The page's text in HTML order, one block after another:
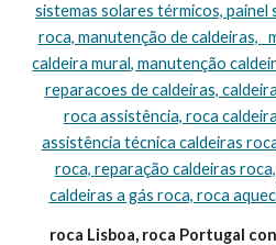
sistemas solares térmicos,
roca, manutenção de caldeiras,
caldeira mural, manutenção
reparacoes de caldeiras,
roca assistência, roca
assistência técnica caldeiras
roca, reparação caldeiras
caldeiras a gás roca, roca
roca Lisboa, roca Portugal